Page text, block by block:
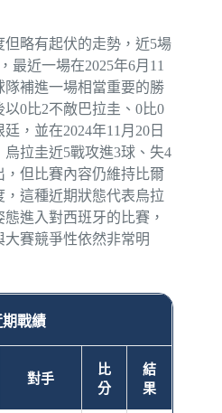
略有起伏的走勢，近5場
最近一場在2025年6月11
隊補進一場相當重要的勝
0比2不敵巴拉圭、0比0
，並在2024年11月20日
拉圭近5戰攻進3球、失4
但比賽內容仍維持比爾
這種近期狀態代表烏拉
進入對西班牙的比賽，
賽競爭性依然非常明
期戰績
對手
比
分
結
果